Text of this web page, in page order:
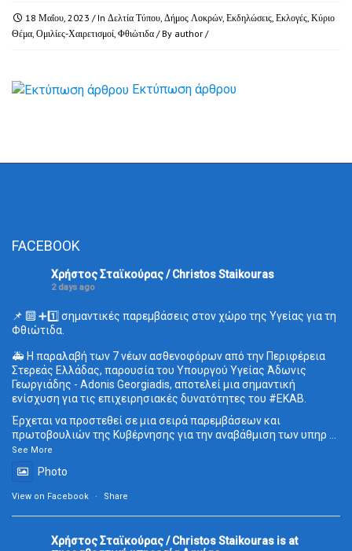
18 Μαΐου, 2023 / In Δελτία Τύπου, Δήμος Λοκρών, Εκδηλώσεις, Εκλογές, Κύριο
Θέμα, Ομιλίες-Χαιρετισμοί, Φθιώτιδα / By author /
Εκτύπωση άρθρου
FACEBOOK
Χρήστος Σταϊκούρας / Christos Staikouras
2 days ago
📌 🔟 ➕1️⃣ σημαντικές παρεμβάσεις στον χώρο της Υγείας για τη
Φθιώτιδα.
🚑 Η παραλαβή των 7 νέων ασθενοφόρων από την Περιφέρεια
Στερεάς Ελλάδας, παρουσία του Υπουργού Υγείας Άδωνις
Γεωργιάδης - Adonis Georgiadis, αποτελεί μια σημαντική
ενίσχυση για τις επιχειρησιακές δυνατότητες του #ΕΚΑΒ.
Έρχεται να προστεθεί σε μια σειρά παρεμβάσεων και
πρωτοβουλιών της Κυβέρνησης για την αναβάθμιση των υπηρ ...
See More
Photo
View on Facebook · Share
Χρήστος Σταϊκούρας / Christos Staikouras is at